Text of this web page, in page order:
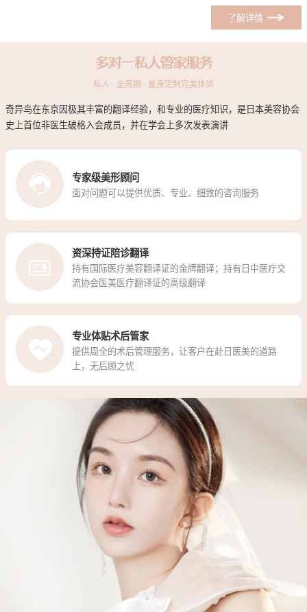
了解详情
多对一私人管家服务
私人 · 全周期 · 量身定制完美体验
奇异鸟在东京因极其丰富的翻译经验，和专业的医疗知识，是日本美容协会
史上首位非医生破格入会成员，并在学会上多次发表演讲
专家级美形顾问
面对问题可以提供优质、专业、细致的咨询服务
资深持证陪诊翻译
持有国际医疗美容翻译证的金牌翻译；持有日中医疗交
流协会医美医疗翻译证的高级翻译
专业体贴术后管家
提供周全的术后管理服务，让客户在赴日医美的道路
上，无后顾之忧